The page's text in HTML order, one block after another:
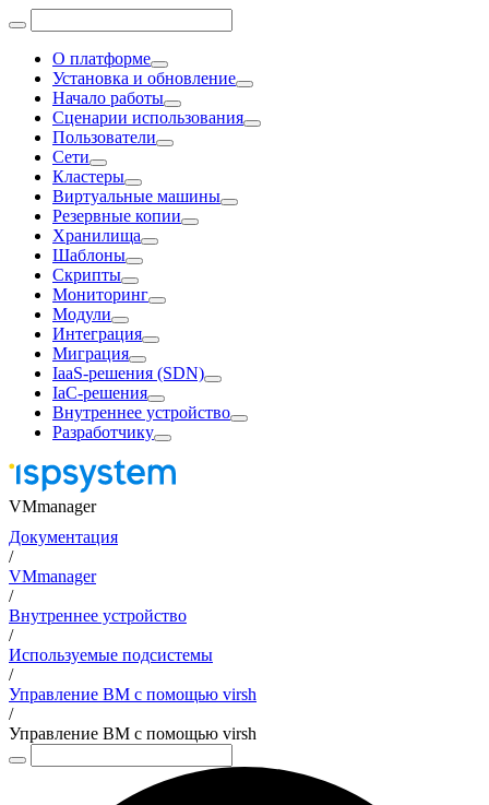
О платформе
Установка и обновление
Начало работы
Сценарии использования
Пользователи
Сети
Кластеры
Виртуальные машины
Резервные копии
Хранилища
Шаблоны
Скрипты
Мониторинг
Модули
Интеграция
Миграция
IaaS-решения (SDN)
IaC-решения
Внутреннее устройство
Разработчику
VMmanager
Документация
/
VMmanager
/
Внутреннее устройство
/
Используемые подсистемы
/
Управление ВМ с помощью virsh
/
Управление ВМ с помощью virsh